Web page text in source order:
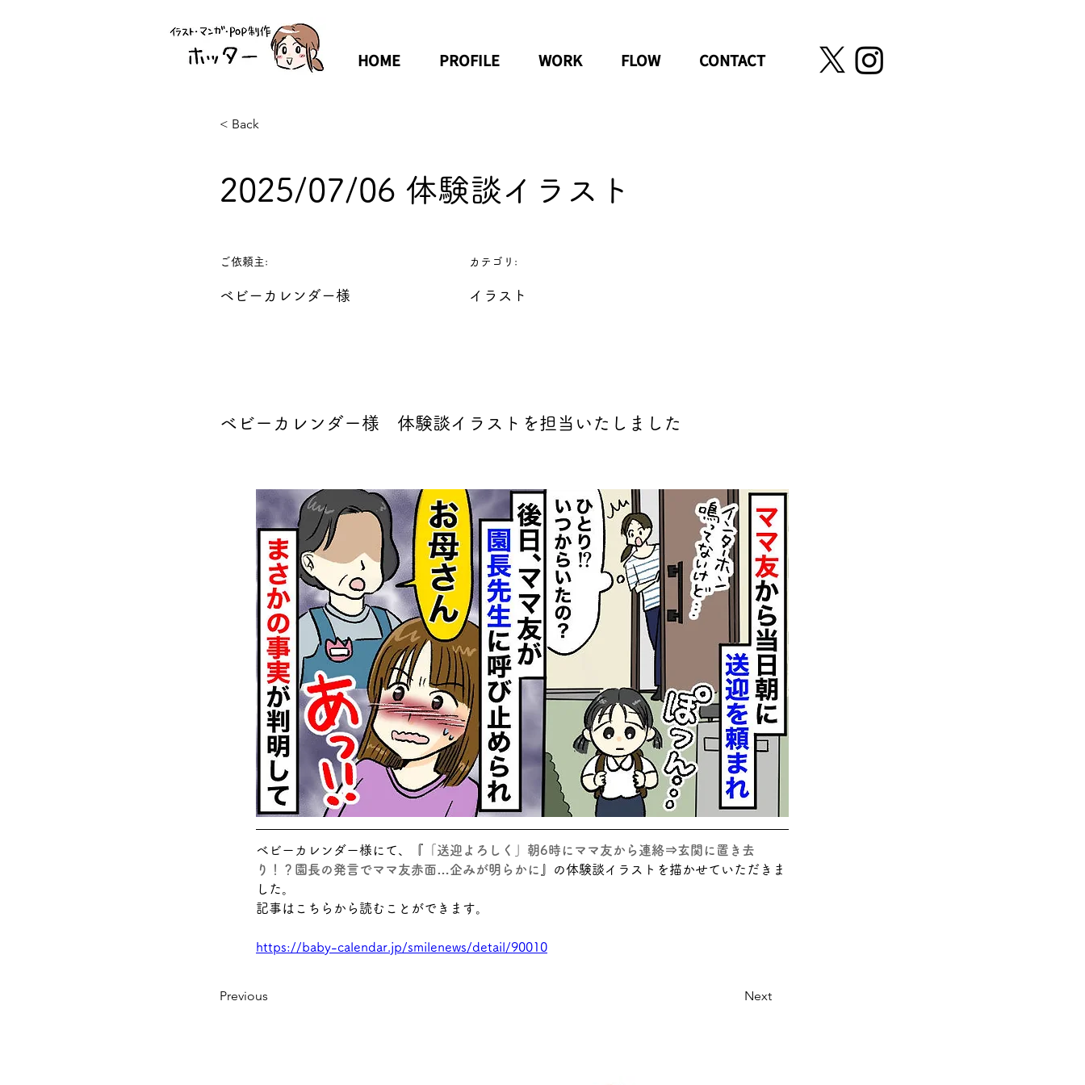
HOME PROFILE WORK FLOW CONTACT
< Back
2025/07/06 体験談イラスト
ご依頼主: カテゴリ:
イラスト
ベビーカレンダー様
ベビーカレンダー様 体験談イラストを担当いたしました
ベビーカレンダー様にて、『
「送迎よろしく」朝6時にママ友から連絡⇒玄関に置き去
り！？園長の発言でママ友赤面…企みが明らかに
』の体験談イラストを描かせていただきま
した。
記事はこちらから読むことができます。
https://baby-calendar.jp/smilenews/detail/90010
Previous Next